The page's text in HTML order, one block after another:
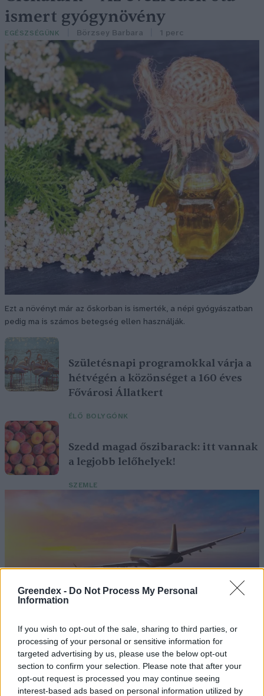
Greendex - Do Not Process My Personal
Information
If you wish to opt-out of the sale, sharing to third parties, or
processing of your personal or sensitive information for
targeted advertising by us, please use the below opt-out
section to confirm your selection. Please note that after your
opt-out request is processed you may continue seeing
interest-based ads based on personal information utilized by
ismert gyógynövény
EGÉSZSÉGÜNK Börzsey Barbara 1 perc
Ezt a növényt már az őskorban is ismerték, a népi gyógyászatban
pedig ma is számos betegség ellen használják.
Születésnapi programokkal várja a
hétvégén a közönséget a 160 éves
Fővárosi Állatkert
ÉLŐ BOLYGÓNK
Szedd magad őszibarack: itt vannak
a legjobb lelőhelyek!
SZEMLE
Négy éven belül valósággá válhatnak az
elektromos repülőjáratok Európában